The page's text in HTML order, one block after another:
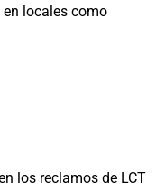
en locales como
los reclamos de LCT